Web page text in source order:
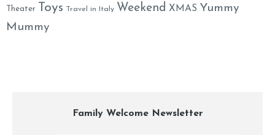
Theater Toys Travel in Italy Weekend XMAS Yummy
Mummy
Family Welcome Newsletter